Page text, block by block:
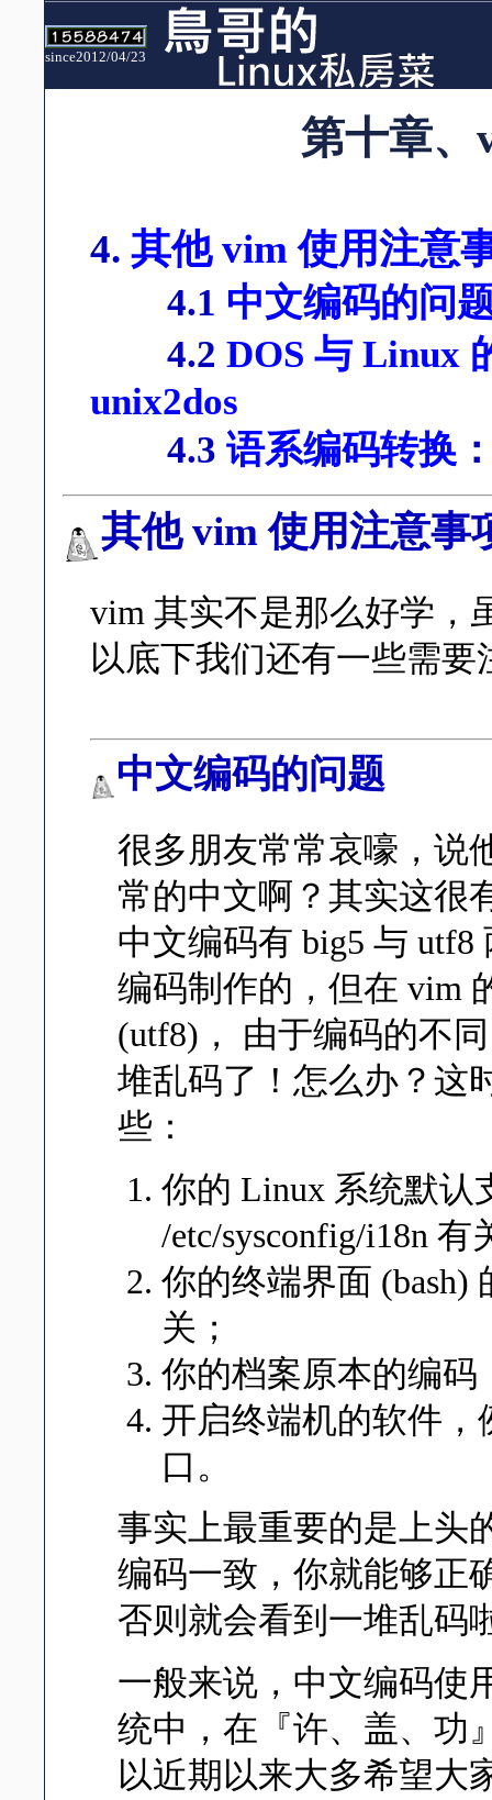
since2012/04/23
第十章、
4. 其他 vim 使用注意
4.1 中文编码的问
4.2 DOS 与 Linux
unix2dos
4.3 语系编码转换
其他 vim 使用注意事
vim 其实不是那么好学，
以底下我们还有一些需
中文编码的问题
很多朋友常常哀嚎，说
常的中文啊？其实这很
中文编码有 big5 与
编码制作的，但在 vim
(utf8)， 由于编码的不
堆乱码了！怎么办？这
些：
你的 Linux 系统默认
/etc/sysconfig/i18n 有
你的终端界面 (bash)
关；
你的档案原本的编码
开启终端机的软件，
口。
事实上最重要的是上头
编码一致，你就能够正
否则就会看到一堆乱码
一般来说，中文编码使
统中，在『许、盖、功
以近期以来大多希望大